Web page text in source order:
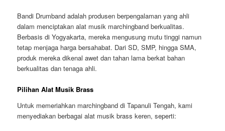
Bandi Drumband adalah produsen berpengalaman yang ahli
dalam menciptakan alat musik marchingband berkualitas.
Berbasis di Yogyakarta, mereka mengusung mutu tinggi namun
tetap menjaga harga bersahabat. Dari SD, SMP, hingga SMA,
produk mereka dikenal awet dan tahan lama berkat bahan
berkualitas dan tenaga ahli.
Pilihan Alat Musik Brass
Untuk memeriahkan marchingband di Tapanuli Tengah, kami
menyediakan berbagai alat musik brass keren, seperti: